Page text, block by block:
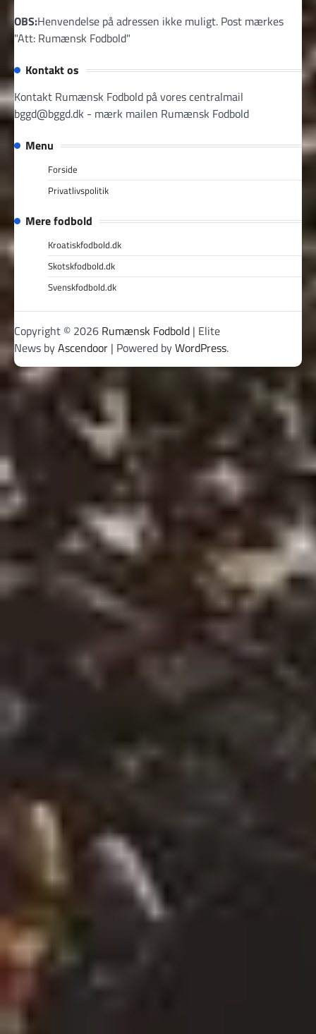
OBS:Henvendelse på adressen ikke muligt. Post mærkes
"Att: Rumænsk Fodbold"
Kontakt os
Kontakt Rumænsk Fodbold på vores centralmail
bggd@bggd.dk - mærk mailen Rumænsk Fodbold
Menu
Forside
Privatlivspolitik
Mere fodbold
Kroatiskfodbold.dk
Skotskfodbold.dk
Svenskfodbold.dk
Copyright © 2026 Rumænsk Fodbold | Elite
News byAscendoor | Powered byWordPress.